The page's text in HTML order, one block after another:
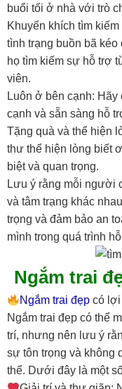
buổi tối ở nhà với trò
Khuyến khích tìm
tình trạng buồn bã
họ tìm kiếm sự hỗ trợ
viên.
Luôn ở bên cạnh:
cạnh và sẵn sàng hỗ
Tặng quà và thể hiện
thư thể hiện lòng biết
biệt và quan trọng.
Lưu ý rằng mỗi người
và tâm trạng khác
trọng và đảm bảo an
mình trong quá trình
Ngắm trai
Ngắm trai đẹp có
Ngắm trai đẹp có thể
trí, nhưng nên lưu ý
sự tôn trọng và không
thể. Dưới đây là một